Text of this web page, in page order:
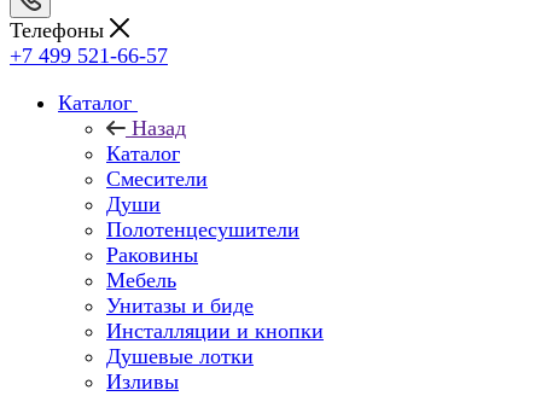
Телефоны
+7 499 521-66-57
Каталог
Назад
Каталог
Смесители
Души
Полотенцесушители
Раковины
Мебель
Унитазы и биде
Инсталляции и кнопки
Душевые лотки
Изливы